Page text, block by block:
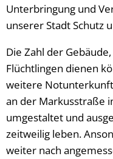
Unterbringung und
unserer Stadt Schutz
Die Zahl der
Flüchtlingen dienen
weitere
an der Markusstraße
umgestaltet und
zeitweilig leben.
weiter nach